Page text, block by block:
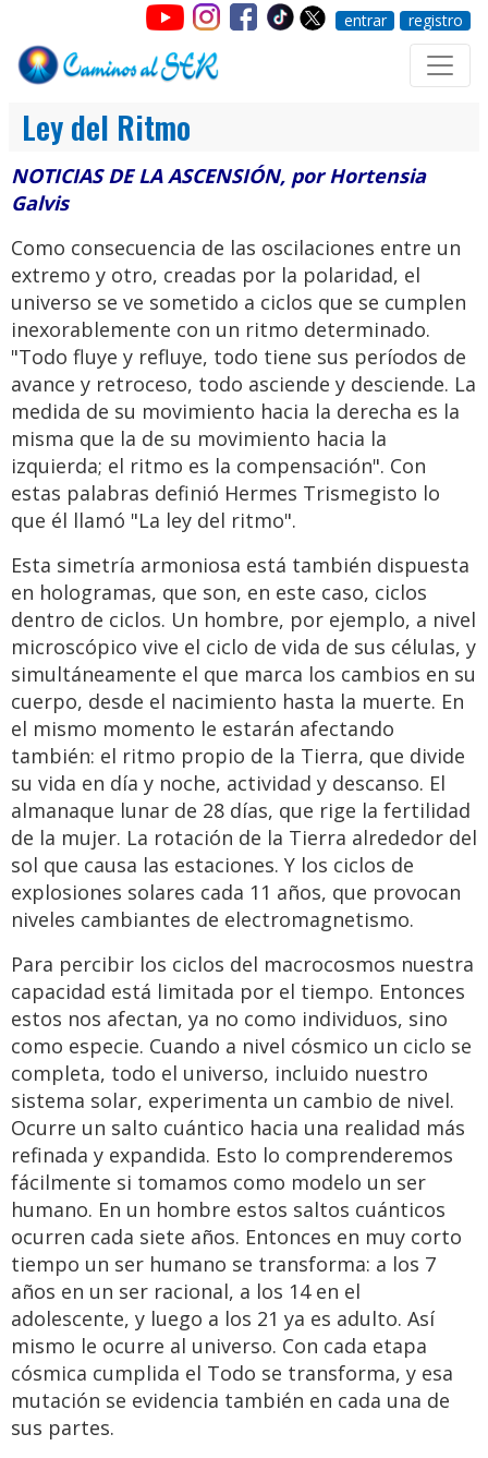
entrar registro
Ley del Ritmo
NOTICIAS DE LA ASCENSIÓN, por Hortensia
Galvis
Como consecuencia de las oscilaciones entre un
extremo y otro, creadas por la polaridad, el
universo se ve sometido a ciclos que se cumplen
inexorablemente con un ritmo determinado.
"Todo fluye y refluye, todo tiene sus períodos de
avance y retroceso, todo asciende y desciende. La
medida de su movimiento hacia la derecha es la
misma que la de su movimiento hacia la
izquierda; el ritmo es la compensación". Con
estas palabras definió Hermes Trismegisto lo
que él llamó "La ley del ritmo".
Esta simetría armoniosa está también dispuesta
en hologramas, que son, en este caso, ciclos
dentro de ciclos. Un hombre, por ejemplo, a nivel
microscópico vive el ciclo de vida de sus células, y
simultáneamente el que marca los cambios en su
cuerpo, desde el nacimiento hasta la muerte. En
el mismo momento le estarán afectando
también: el ritmo propio de la Tierra, que divide
su vida en día y noche, actividad y descanso. El
almanaque lunar de 28 días, que rige la fertilidad
de la mujer. La rotación de la Tierra alrededor del
sol que causa las estaciones. Y los ciclos de
explosiones solares cada 11 años, que provocan
niveles cambiantes de electromagnetismo.
Para percibir los ciclos del macrocosmos nuestra
capacidad está limitada por el tiempo. Entonces
estos nos afectan, ya no como individuos, sino
como especie. Cuando a nivel cósmico un ciclo se
completa, todo el universo, incluido nuestro
sistema solar, experimenta un cambio de nivel.
Ocurre un salto cuántico hacia una realidad más
refinada y expandida. Esto lo comprenderemos
fácilmente si tomamos como modelo un ser
humano. En un hombre estos saltos cuánticos
ocurren cada siete años. Entonces en muy corto
tiempo un ser humano se transforma: a los 7
años en un ser racional, a los 14 en el
adolescente, y luego a los 21 ya es adulto. Así
mismo le ocurre al universo. Con cada etapa
cósmica cumplida el Todo se transforma, y esa
mutación se evidencia también en cada una de
sus partes.